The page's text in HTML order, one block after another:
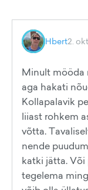
Hbert2.
Minult mööda
aga hakati
Kollapalavik
liiast rohkem
võtta.
nende
katki jätta.
tegelema